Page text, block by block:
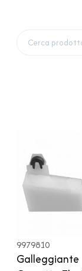
9979810
Galleggiante